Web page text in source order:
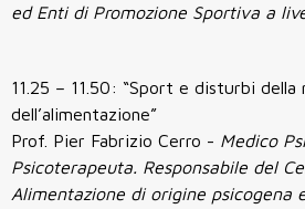
ed Enti di Promozione Sportiva a
11.25 – 11.50: “Sport e disturbi
dell’alimentazione”
Prof. Pier Fabrizio Cerro - Medico
Psicoterapeuta. Responsabile del
Alimentazione di origine psicogena